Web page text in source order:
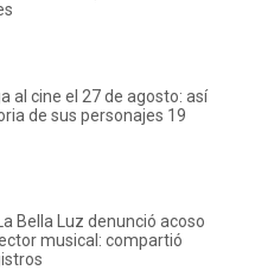
al cine el 27 de agosto: así
de sus personajes 19
Bella Luz denunció acoso
musical: compartió